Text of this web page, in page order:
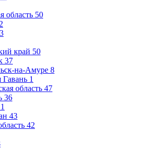
область 50
3
край 50
37
на-Амуре 8
Гавань 1
область 47
36
1
43
42